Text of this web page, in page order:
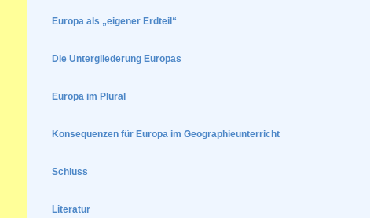
Europa als „eigener Erdteil“
Die Untergliederung Europas
Europa im Plural
Konsequenzen für Europa im Geographieunterricht
Schluss
Literatur